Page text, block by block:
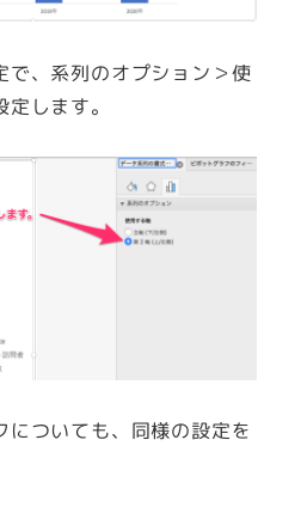
で、系列のオプション＞使
します。
についても、同様の設定を